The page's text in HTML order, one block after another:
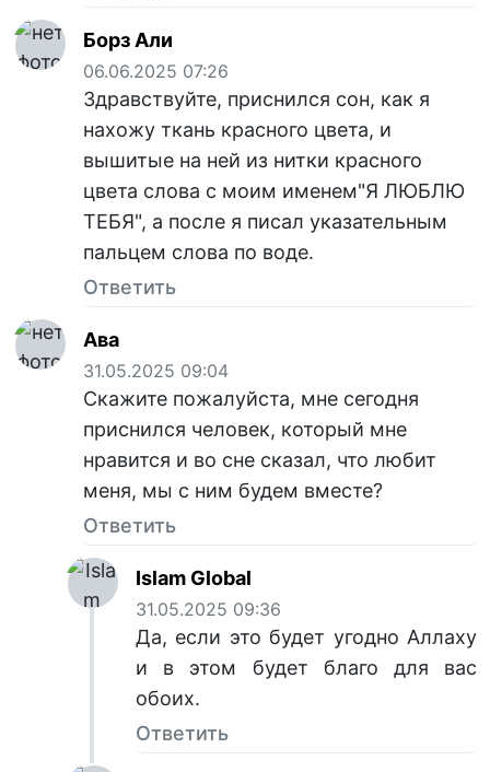
Борз Али
06.06.2025 07:26
Здравствуйте, приснился сон, как я
нахожу ткань красного цвета, и
вышитые на ней из нитки красного
цвета слова с моим именем"Я ЛЮБЛЮ
ТЕБЯ", а после я писал указательным
пальцем слова по воде.
Ответить
Ава
31.05.2025 09:04
Скажите пожалуйста, мне сегодня
приснился человек, который мне
нравится и во сне сказал, что любит
меня, мы с ним будем вместе?
Ответить
Islam Global
31.05.2025 09:36
Да, если это будет угодно Аллаху
и в этом будет благо для вас
обоих.
Ответить